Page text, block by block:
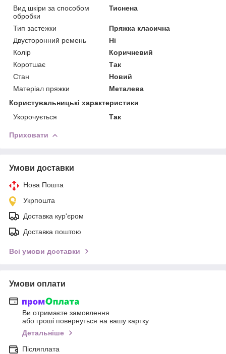
Вид шкіри за способом
обробки
Тиснена
Тип застежки
Пряжка класична
Двусторонний ремень
Ні
Колір
Коричневий
Коротшає
Так
Стан
Новий
Матеріал пряжки
Металева
Користувальницькі характеристики
Укорочується
Так
Приховати
Умови доставки
Нова Пошта
Укрпошта
Доставка кур'єром
Доставка поштою
Всі умови доставки
Умови оплати
Ви отримаєте замовлення
або гроші повернуться на вашу картку
Детальніше
Післяплата